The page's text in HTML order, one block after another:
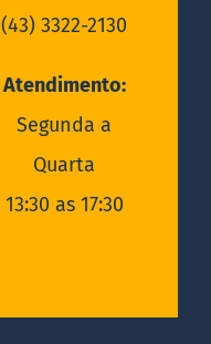
(43) 3322-2130
Atendimento:
Segunda a
Quarta
13:30 as 17:30